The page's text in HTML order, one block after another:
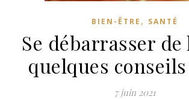
BIEN-ÊTRE , SANTÉ
Se débarrasser de
quelques
7 juin 2021